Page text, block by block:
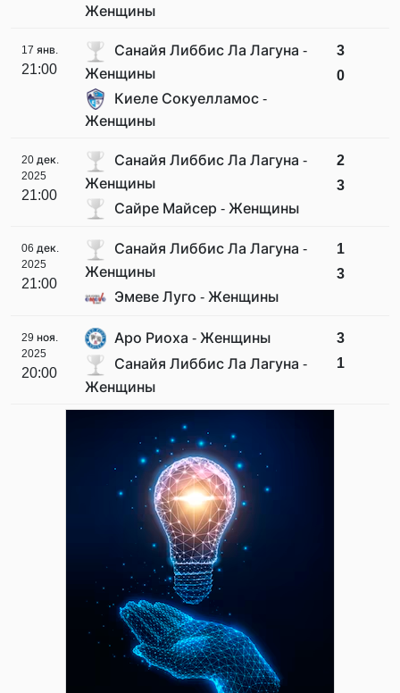
Женщины
17 янв.
21:00
Санайя Либбис Ла Лагуна -
Женщины
Киеле Сокуелламос -
Женщины
3
0
20 дек.
2025
21:00
Санайя Либбис Ла Лагуна -
Женщины
Сайре Майсер - Женщины
2
3
06 дек.
2025
21:00
Санайя Либбис Ла Лагуна -
Женщины
Эмеве Луго - Женщины
1
3
29 ноя.
2025
20:00
Аро Риоха - Женщины
Санайя Либбис Ла Лагуна -
Женщины
3
1